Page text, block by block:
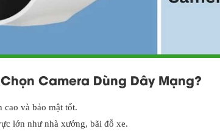
Camera Dùng Dây Mạng?
và bảo mật tốt.
lớn như nhà xưởng, bãi đỗ xe.